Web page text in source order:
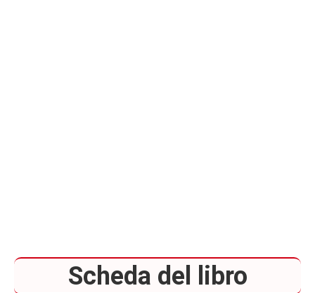
Scheda del libro